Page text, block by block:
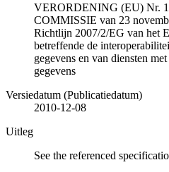
VERORDENING (EU) Nr.
COMMISSIE van 23
Richtlijn 2007/2/EG van het
betreffende de
gegevens en van diensten
gegevens
Versiedatum (Publicatiedatum)
2010-12-08
Uitleg
See the referenced